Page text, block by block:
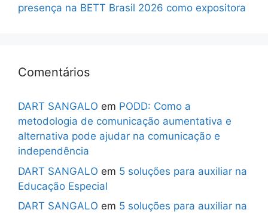
presença na BETT Brasil 2026 como expositora
Comentários
DART SANGALO em PODD: Como a
metodologia de comunicação aumentativa e
alternativa pode ajudar na comunicação e
independência
DART SANGALO em 5 soluções para auxiliar na
Educação Especial
DART SANGALO em 5 soluções para auxiliar na